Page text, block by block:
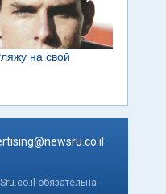
обязательна.